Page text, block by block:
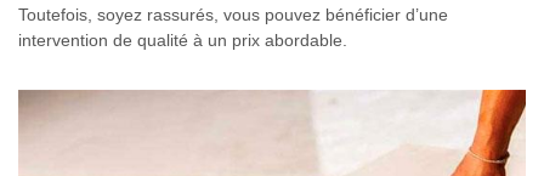
Toutefois, soyez rassurés, vous pouvez bénéficier d’une
intervention de qualité à un prix abordable.